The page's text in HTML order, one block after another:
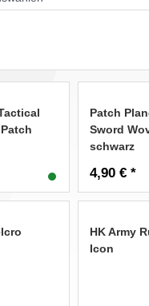
Patch
Sword
schwarz
4,90 € *
HK Army
Icon